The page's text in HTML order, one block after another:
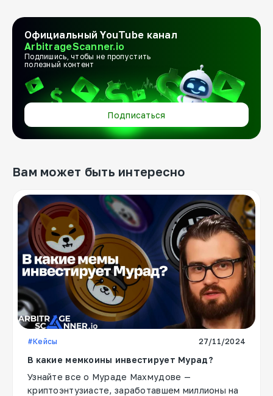
Официальный YouTube канал
ArbitrageScanner.io
Подпишись, чтобы не пропустить
полезный контент
Подписаться
Вам может быть интересно
#Кейсы 27/11/2024
В какие мемкоины инвестирует Мурад?
Узнайте все о Мураде Махмудове —
криптоэнтузиасте, заработавшем миллионы на